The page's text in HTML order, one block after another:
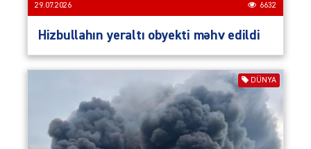
29.07.2026 6632
Hizbullahın yeraltı obyekti məhv edildi
DÜNYA